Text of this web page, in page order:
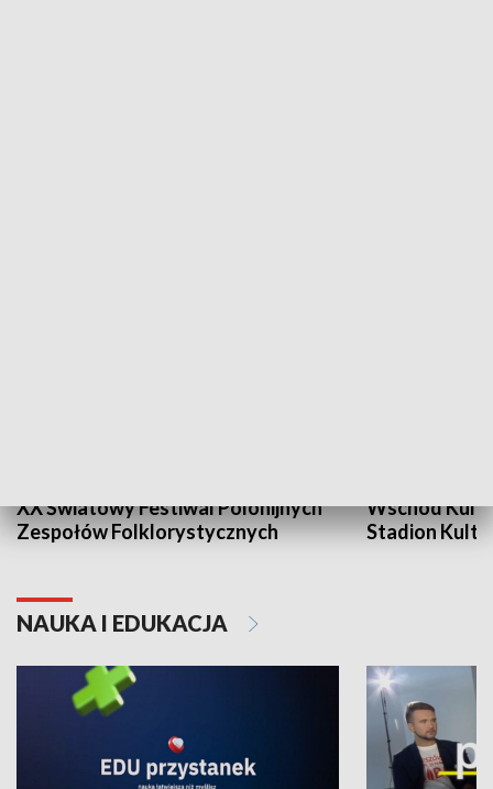
XX Światowy Festiwal Polonijnych
Zespołów Folklorystycznych
Wschód
Stadion
NAUKA I EDUKACJA